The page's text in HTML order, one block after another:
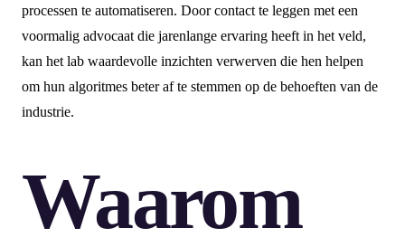
processen te automatiseren. Door contact te leggen met een
voormalig advocaat die jarenlange ervaring heeft in het veld,
kan het lab waardevolle inzichten verwerven die hen helpen
om hun algoritmes beter af te stemmen op de behoeften van de
industrie.
Waarom